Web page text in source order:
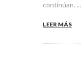
continúan. ...
LEER MÁS